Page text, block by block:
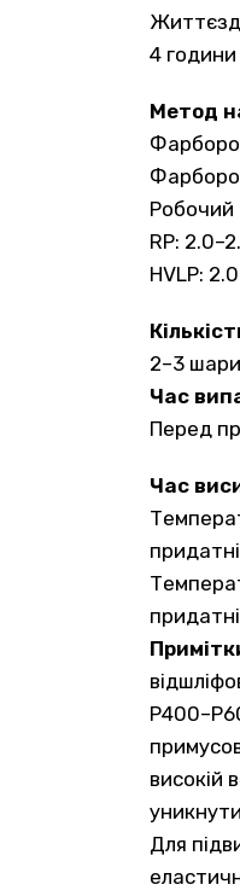
4
Метод
Робочий
RP:
HVLP:
2–3
Час
Перед
Час
високій
Для